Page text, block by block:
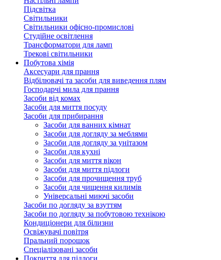
Підсвітка
Світильники
Світильники офісно-промислові
Студійне освітлення
Трансформатори для ламп
Трекові світильники
Побутова хімія
Аксесуари для прання
Відбілювачі та засоби для виведення плям
Господарчі мила для прання
Засоби від комах
Засоби для миття посуду
Засоби для прибирання
Засоби для ванних кімнат
Засоби для догляду за меблями
Засоби для догляду за унітазом
Засоби для кухні
Засоби для миття вікон
Засоби для миття підлоги
Засоби для прочищення труб
Засоби для чищення килимів
Універсальні миючі засоби
Засоби по догляду за взуттям
Засоби по догляду за побутовою технікою
Кондиціонери для білизни
Освіжувачі повітря
Пральний порошок
Спеціалізовані засоби
Покриття для підлоги